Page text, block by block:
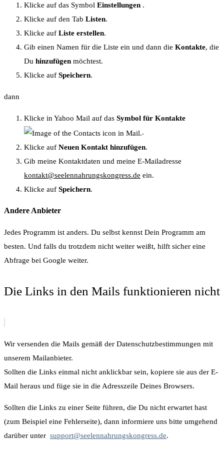
Klicke auf das Symbol Einstellungen .
Klicke auf den Tab Listen.
Klicke auf Liste erstellen.
Gib einen Namen für die Liste ein und dann die Kontakte, die
Du hinzufügen möchtest.
Klicke auf Speichern.
dann
Klicke in Yahoo Mail auf das Symbol für Kontakte
.
Klicke auf Neuen Kontakt hinzufügen.
Gib meine Kontaktdaten und meine E-Mailadresse
kontakt@seelennahrungskongress.de ein.
Klicke auf Speichern.
Andere Anbieter
Jedes Programm ist anders. Du selbst kennst Dein Programm am
besten. Und falls du trotzdem nicht weiter weißt, hilft sicher eine
Abfrage bei Google weiter.
Die Links in den Mails funktionieren nicht
Wir versenden die Mails gemäß der Datenschutzbestimmungen mit
unserem Mailanbieter.
Sollten die Links einmal nicht anklickbar sein, kopiere sie aus der E-
Mail heraus und füge sie in die Adresszeile Deines Browsers.
Sollten die Links zu einer Seite führen, die Du nicht erwartet hast
(zum Beispiel eine Fehlerseite), dann informiere uns bitte umgehend
darüber unter support@seelennahrungskongress.de.